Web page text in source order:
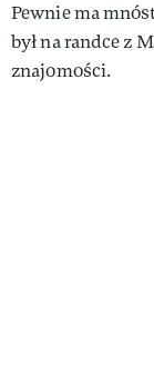
Pewnie ma
był na randce z
znajomości.